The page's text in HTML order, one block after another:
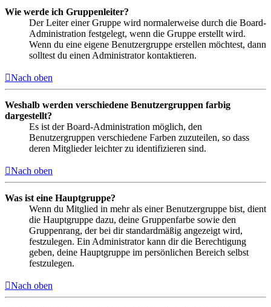
Wie werde ich Gruppenleiter?
Der Leiter einer Gruppe wird normalerweise durch die Board-
Administration festgelegt, wenn die Gruppe erstellt wird.
Wenn du eine eigene Benutzergruppe erstellen möchtest, dann
solltest du einen Administrator kontaktieren.
Nach oben
Weshalb werden verschiedene Benutzergruppen farbig
dargestellt?
Es ist der Board-Administration möglich, den
Benutzergruppen verschiedene Farben zuzuteilen, so dass
deren Mitglieder leichter zu identifizieren sind.
Nach oben
Was ist eine Hauptgruppe?
Wenn du Mitglied in mehr als einer Benutzergruppe bist, dient
die Hauptgruppe dazu, deine Gruppenfarbe sowie den
Gruppenrang, der bei dir standardmäßig angezeigt wird,
festzulegen. Ein Administrator kann dir die Berechtigung
geben, deine Hauptgruppe im persönlichen Bereich selbst
festzulegen.
Nach oben